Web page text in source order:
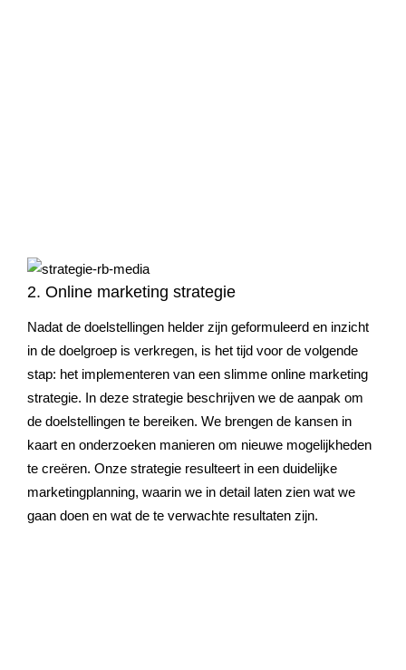
2. Online marketing strategie
Nadat de doelstellingen helder zijn geformuleerd en inzicht
in de doelgroep is verkregen, is het tijd voor de volgende
stap: het implementeren van een slimme online marketing
strategie. In deze strategie beschrijven we de aanpak om
de doelstellingen te bereiken. We brengen de kansen in
kaart en onderzoeken manieren om nieuwe mogelijkheden
te creëren. Onze strategie resulteert in een duidelijke
marketingplanning, waarin we in detail laten zien wat we
gaan doen en wat de te verwachte resultaten zijn.